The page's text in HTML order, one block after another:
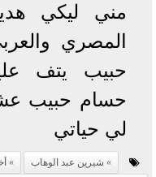
مني ليكي
المصري
حبيب يتف
حسام حبيب
لي حياتي
شيرين عبد الوهاب